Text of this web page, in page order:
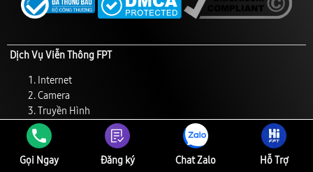
Dịch Vụ Viễn Thông FPT
Internet
Camera
Truyền Hình
Tổng Đài Ảo Oncall
Nhà Thông Minh - Smart Home
Thông tin Chính sách & Điều khoản
Gọi Ngay Đăng ký Chat Zalo Hỗ Trợ